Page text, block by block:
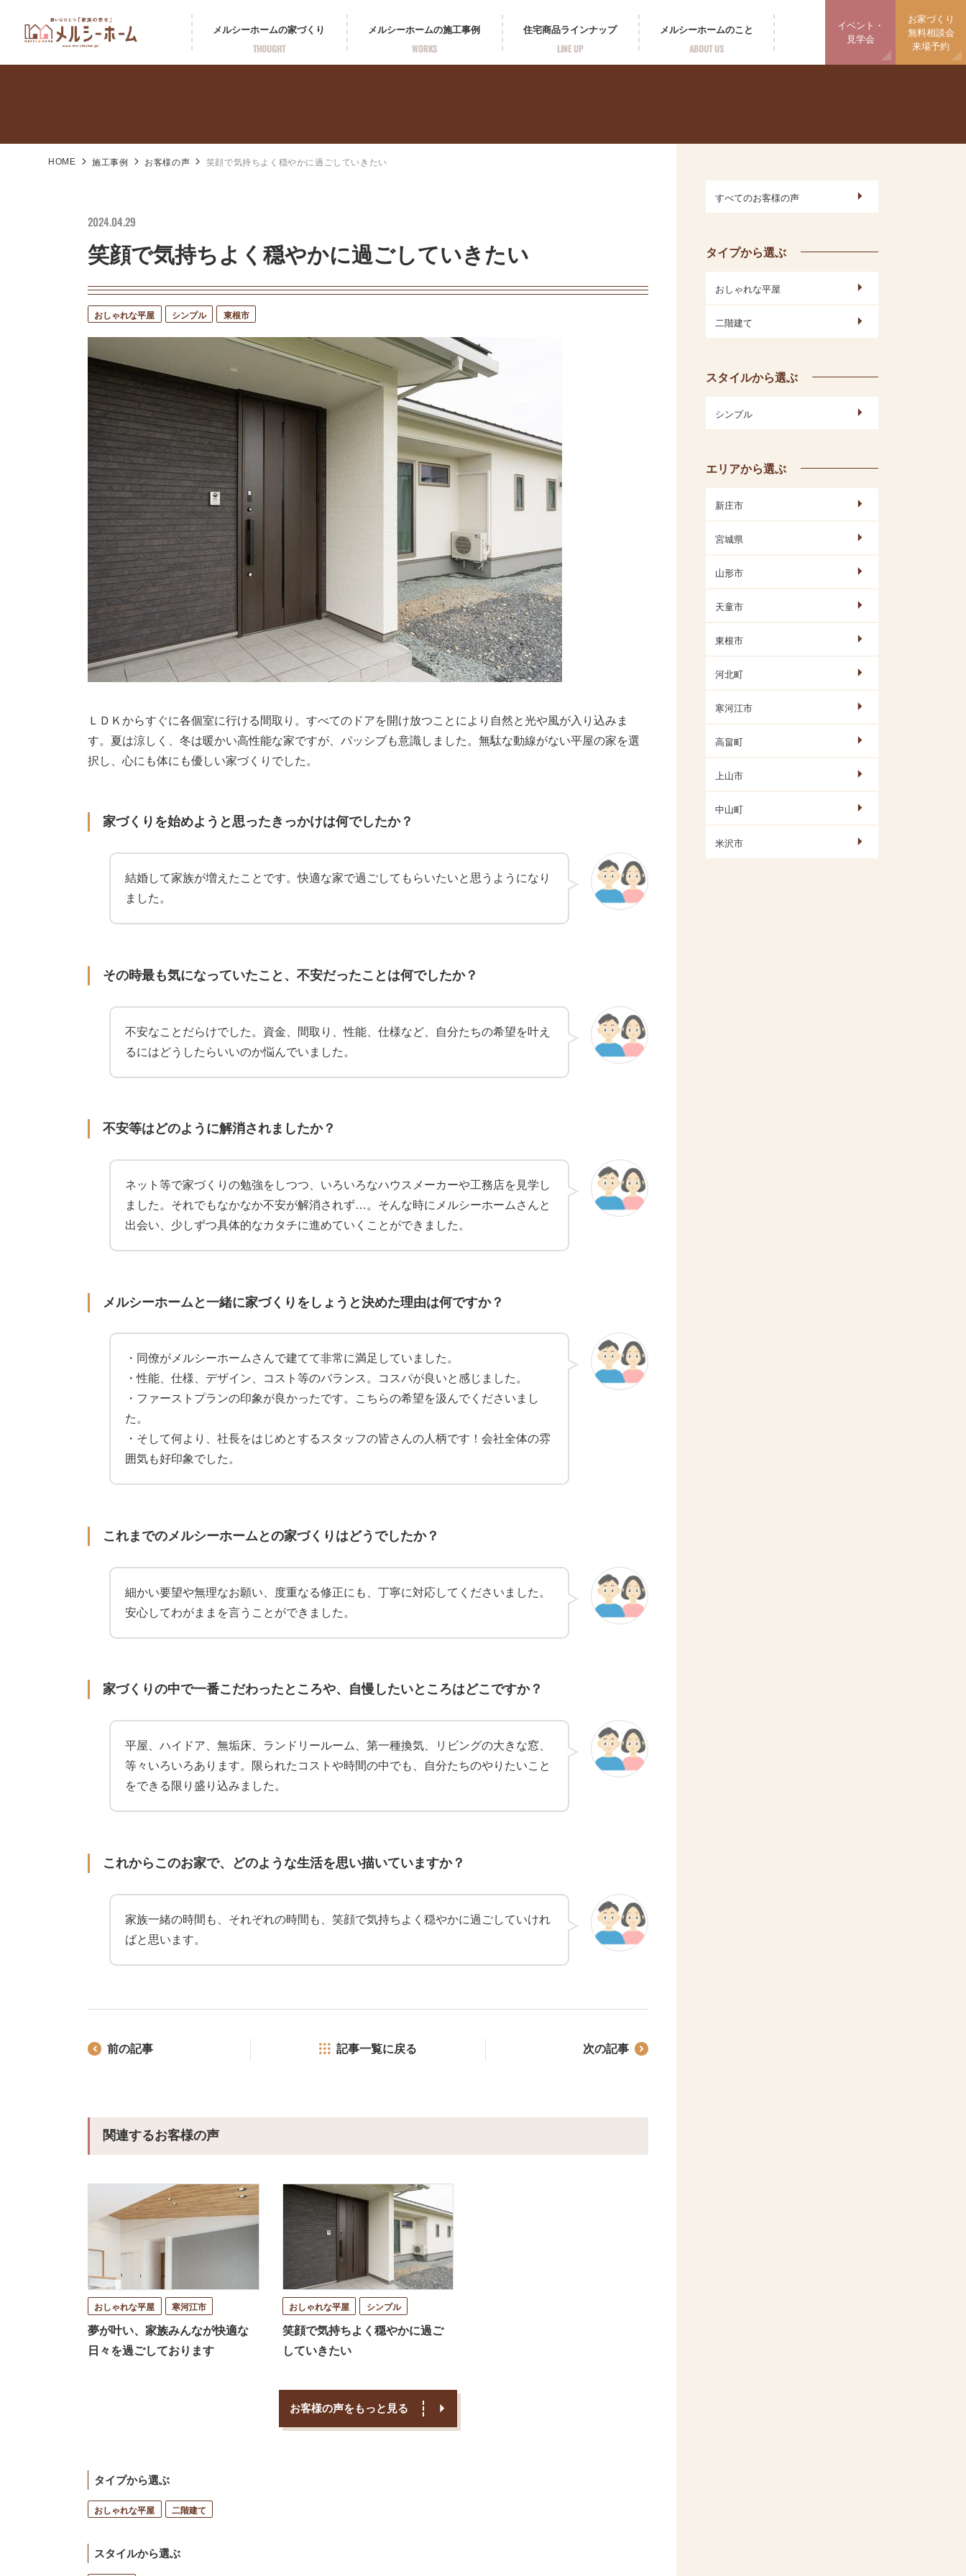
メルシーホームの家づくり
THOUGHT
メルシーホームの施工事例
WORKS
住宅商品ラインナップ
LINE UP
メルシーホームのこと
ABOUT US
イベント・
見学会
お家づくり
無料相談会
来場予約
HOME 施工事例 お客様の声 笑顔で気持ちよく穏やかに過ごしていきたい
2024.04.29
笑顔で気持ちよく穏やかに過ごしていきたい
おしゃれな平屋 シンプル 東根市
ＬＤＫからすぐに各個室に行ける間取り。すべてのドアを開け放つことにより自然と光や風が入り込みま
す。夏は涼しく、冬は暖かい高性能な家ですが、パッシブも意識しました。無駄な動線がない平屋の家を選
択し、心にも体にも優しい家づくりでした。
家づくりを始めようと思ったきっかけは何でしたか？
結婚して家族が増えたことです。快適な家で過ごしてもらいたいと思うようになり
ました。
その時最も気になっていたこと、不安だったことは何でしたか？
不安なことだらけでした。資金、間取り、性能、仕様など、自分たちの希望を叶え
るにはどうしたらいいのか悩んでいました。
不安等はどのように解消されましたか？
ネット等で家づくりの勉強をしつつ、いろいろなハウスメーカーや工務店を見学し
ました。それでもなかなか不安が解消されず…。そんな時にメルシーホームさんと
出会い、少しずつ具体的なカタチに進めていくことができました。
メルシーホームと一緒に家づくりをしょうと決めた理由は何ですか？
・同僚がメルシーホームさんで建てて非常に満足していました。
・性能、仕様、デザイン、コスト等のバランス。コスパが良いと感じました。
・ファーストプランの印象が良かったです。こちらの希望を汲んでくださいまし
た。
・そして何より、社長をはじめとするスタッフの皆さんの人柄です！会社全体の雰
囲気も好印象でした。
これまでのメルシーホームとの家づくりはどうでしたか？
細かい要望や無理なお願い、度重なる修正にも、丁寧に対応してくださいました。
安心してわがままを言うことができました。
家づくりの中で一番こだわったところや、自慢したいところはどこですか？
平屋、ハイドア、無垢床、ランドリールーム、第一種換気、リビングの大きな窓、
等々いろいろあります。限られたコストや時間の中でも、自分たちのやりたいこと
をできる限り盛り込みました。
これからこのお家で、どのような生活を思い描いていますか？
家族一緒の時間も、それぞれの時間も、笑顔で気持ちよく穏やかに過ごしていけれ
ばと思います。
前の記事 記事一覧に戻る 次の記事
関連するお客様の声
おしゃれな平屋 寒河江市
夢が叶い、家族みんなが快適な
日々を過ごしております
おしゃれな平屋 シンプル
笑顔で気持ちよく穏やかに過ご
していきたい
お客様の声をもっと見る
タイプから選ぶ
おしゃれな平屋 二階建て
スタイルから選ぶ
すべてのお客様の声
タイプから選ぶ
おしゃれな平屋
二階建て
スタイルから選ぶ
シンプル
エリアから選ぶ
新庄市
宮城県
山形市
天童市
東根市
河北町
寒河江市
高畠町
上山市
中山町
米沢市